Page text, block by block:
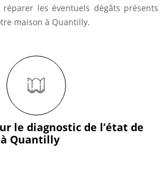
les éventuels dégâts présents
maison à Quantilly.
le diagnostic de l’état de
Quantilly